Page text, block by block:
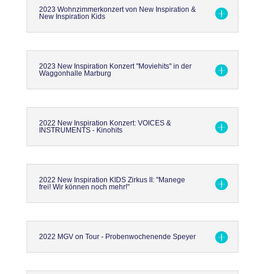
2023 Wohnzimmerkonzert von New Inspiration &
New Inspiration Kids
2023 New Inspiration Konzert "Moviehits" in der
Waggonhalle Marburg
2022 New Inspiration Konzert: VOICES &
INSTRUMENTS - Kinohits
2022 New Inspiration KIDS Zirkus II: "Manege
frei! Wir können noch mehr!"
2022 MGV on Tour - Probenwochenende Speyer